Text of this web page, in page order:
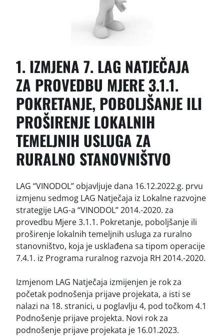
1. IZMJENA 7. LAG NATJEČAJA
ZA PROVEDBU MJERE 3.1.1.
POKRETANJE, POBOLJŠANJE ILI
PROŠIRENJE LOKALNIH
TEMELJNIH USLUGA ZA
RURALNO STANOVNIŠTVO
LAG “VINODOL” objavljuje dana 16.12.2022.g. prvu
izmjenu sedmog LAG Natječaja iz Lokalne razvojne
strategije LAG-a “VINODOL” 2014.-2020. za
provedbu Mjere 3.1.1. Pokretanje, poboljšanje ili
proširenje lokalnih temeljnih usluga za ruralno
stanovništvo, koja je usklađena sa tipom operacije
7.4.1. iz Programa ruralnog razvoja RH 2014.-2020.
Izmjenom LAG Natječaja izmijenjen je rok za
početak podnošenja prijave projekata, a isti se
nalazi na 18. stranici, u poglavlju 4, pod točkom 4.1
Podnošenje prijave projekta. Novi rok za
podnošenje prijave projekata je 16.01.2023.